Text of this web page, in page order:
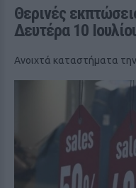
Θερινές
Δευτέρα 10
Ανοιχτά καταστήματα την